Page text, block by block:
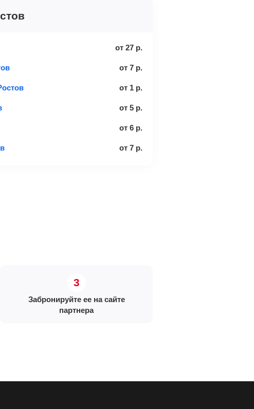
от 27 р.
от 7 р.
от 1 р.
от 5 р.
от 6 р.
от 7 р.
Забронируйте ее на сайте
партнера